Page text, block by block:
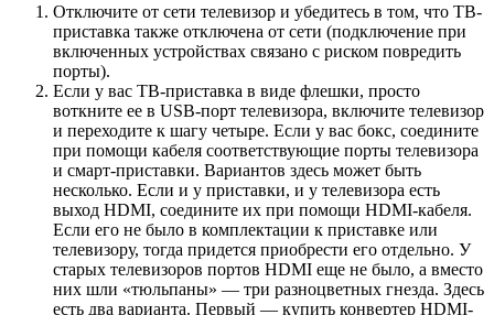
Отключите от сети телевизор и убедитесь в том, что ТВ-
приставка также отключена от сети (подключение при
включенных устройствах связано с риском повредить
порты).
Если у вас ТВ-приставка в виде флешки, просто
воткните ее в USB-порт телевизора, включите телевизор
и переходите к шагу четыре. Если у вас бокс, соедините
при помощи кабеля соответствующие порты телевизора
и смарт-приставки. Вариантов здесь может быть
несколько. Если и у приставки, и у телевизора есть
выход HDMI, соедините их при помощи HDMI-кабеля.
Если его не было в комплектации к приставке или
телевизору, тогда придется приобрести его отдельно. У
старых телевизоров портов HDMI еще не было, а вместо
них шли «тюльпаны» — три разноцветных гнезда. Здесь
есть два варианта. Первый — купить конвертер HDMI-